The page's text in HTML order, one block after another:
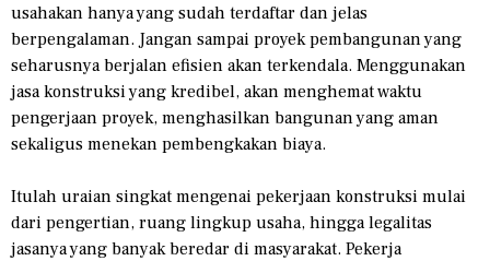
usahakan hanya yang sudah terdaftar dan jelas
berpengalaman. Jangan sampai proyek pembangunan yang
seharusnya berjalan efisien akan terkendala. Menggunakan
jasa konstruksi yang kredibel, akan menghemat waktu
pengerjaan proyek, menghasilkan bangunan yang aman
sekaligus menekan pembengkakan biaya.
Itulah uraian singkat mengenai pekerjaan konstruksi mulai
dari pengertian, ruang lingkup usaha, hingga legalitas
jasanya yang banyak beredar di masyarakat. Pekerja